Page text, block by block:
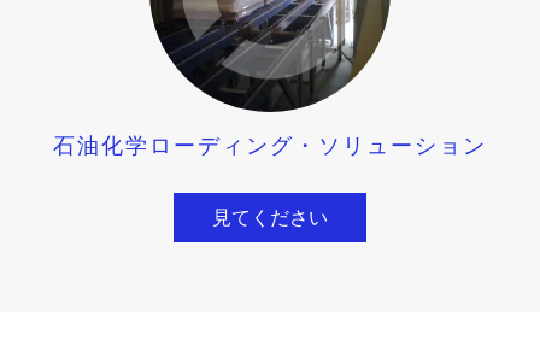
石油化学ローディング・ソリューション
見てください